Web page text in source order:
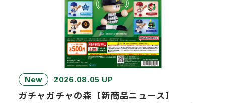
New 2026.08.05 UP
ガチャガチャの森【新商品ニュース】